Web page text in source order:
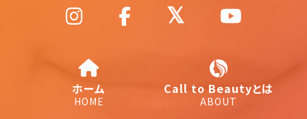
ホーム
HOME
Call to Beautyとは
ABOUT